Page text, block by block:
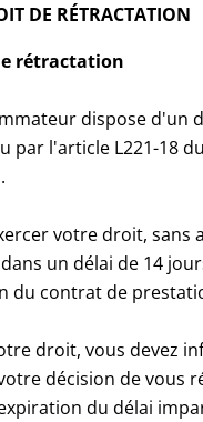
DE RÉTRACTATION
rétractation
dispose d'un
par l'article L221-18
votre droit, sans
un délai de 14
du contrat de
droit, vous devez
décision de vous
du délai